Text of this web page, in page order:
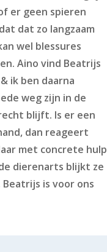
er geen spieren
dat zo langzaam
wel blessures
Aino vind Beatrijs
ik ben daarna
weg zijn in de
blijft. Is er een
dan reageert
met concrete hulp
dierenarts blijkt ze
is voor ons